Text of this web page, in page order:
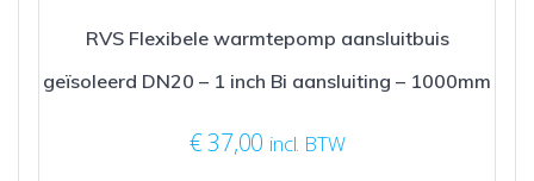
RVS Flexibele warmtepomp aansluitbuis
geïsoleerd DN20 – 1 inch Bi aansluiting – 1000mm
€37,00 incl. BTW